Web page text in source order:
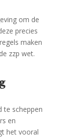
om de
precies
maken
zzp wet.
te scheppen
en
het vooral